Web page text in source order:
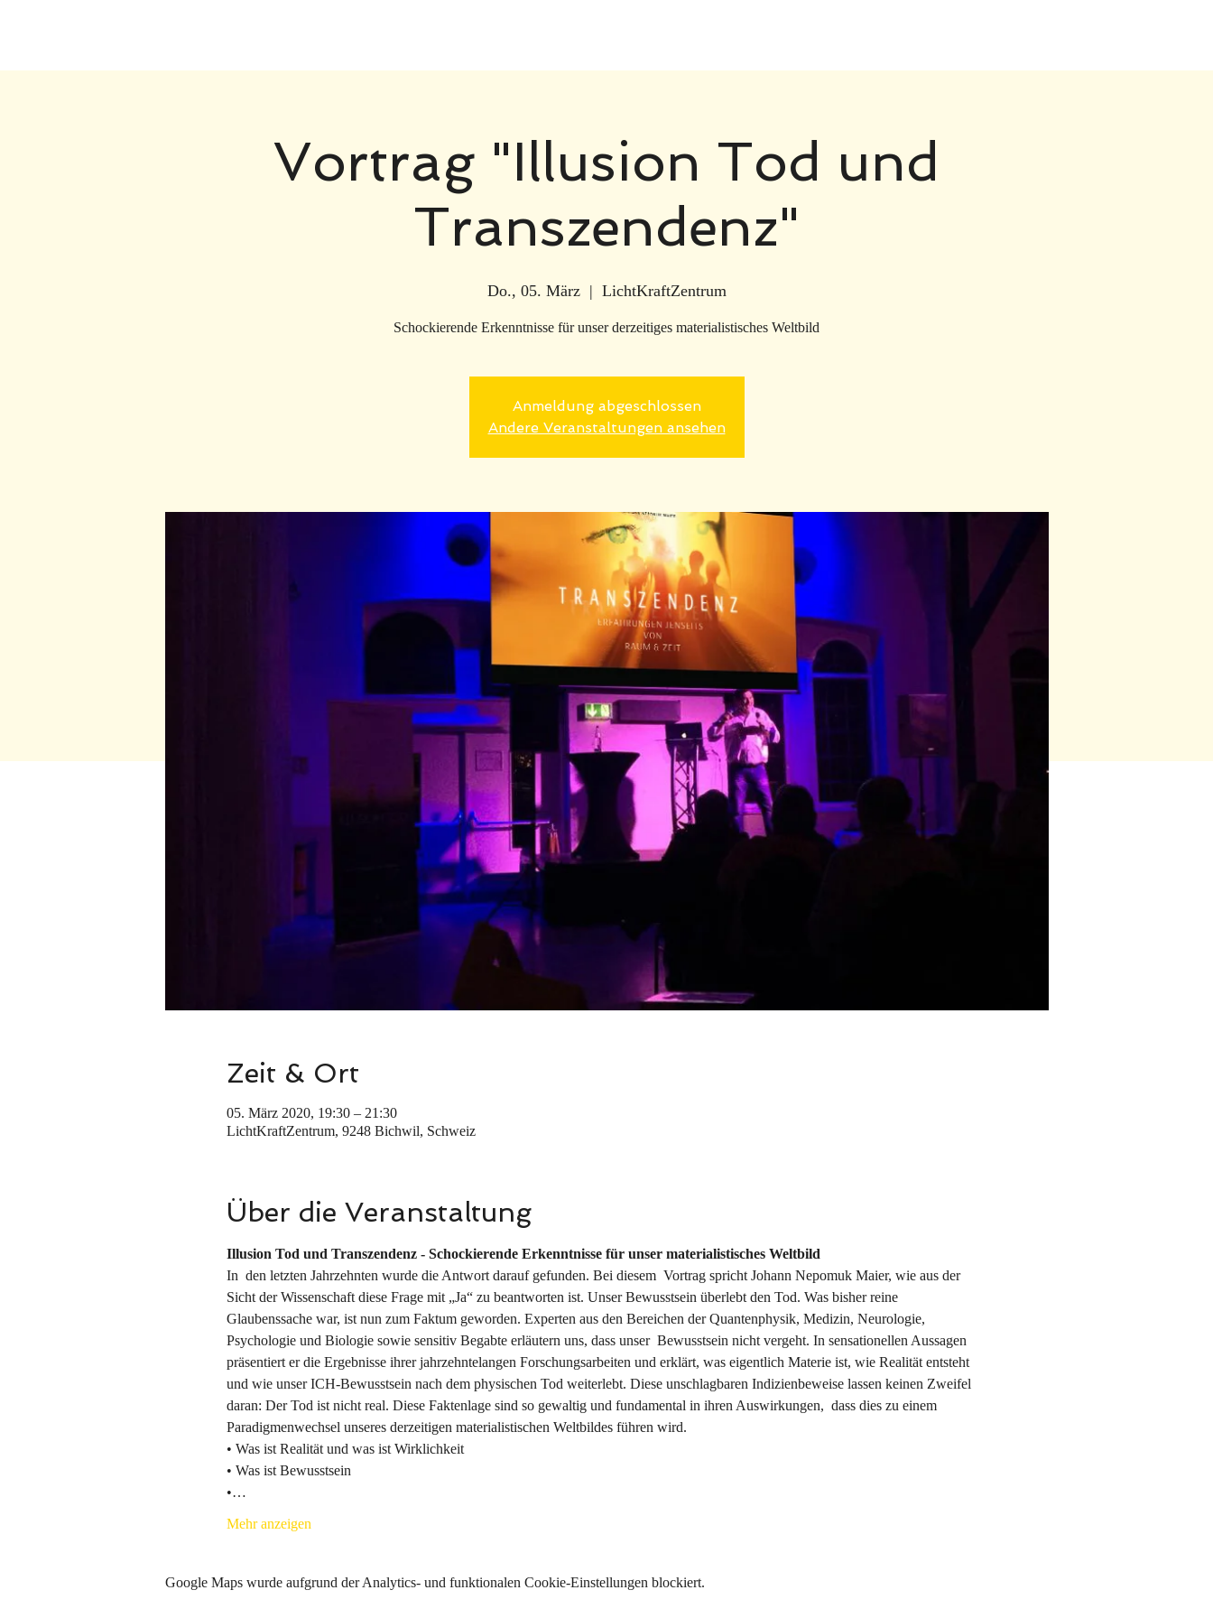
Vortrag "Illusion Tod und
Transzendenz"
Do., 05. März
  |
LichtKraftZentrum
Schockierende Erkenntnisse für unser derzeitiges materialistisches Weltbild
Anmeldung abgeschlossen
Andere Veranstaltungen ansehen
Zeit & Ort
05. März 2020, 19:30 – 21:30
LichtKraftZentrum, 9248 Bichwil, Schweiz
Über die Veranstaltung
Illusion Tod und Transzendenz - Schockierende Erkenntnisse für unser materialistisches Weltbild
In  den letzten Jahrzehnten wurde die Antwort darauf gefunden. Bei diesem  Vortrag spricht Johann Nepomuk Maier, wie aus der
Sicht der Wissenschaft diese Frage mit „Ja“ zu beantworten ist. Unser Bewusstsein überlebt den Tod. Was bisher reine
Glaubenssache war, ist nun zum Faktum geworden. Experten aus den Bereichen der Quantenphysik, Medizin, Neurologie,
Psychologie und Biologie sowie sensitiv Begabte erläutern uns, dass unser  Bewusstsein nicht vergeht. In sensationellen Aussagen
präsentiert er die Ergebnisse ihrer jahrzehntelangen Forschungsarbeiten und erklärt, was eigentlich Materie ist, wie Realität entsteht
und wie unser ICH-Bewusstsein nach dem physischen Tod weiterlebt. Diese unschlagbaren Indizienbeweise lassen keinen Zweifel
daran: Der Tod ist nicht real. Diese Faktenlage sind so gewaltig und fundamental in ihren Auswirkungen,  dass dies zu einem
Paradigmenwechsel unseres derzeitigen materialistischen Weltbildes führen wird.
• Was ist Realität und was ist Wirklichkeit
• Was ist Bewusstsein
•…
Mehr anzeigen
Google Maps wurde aufgrund der Analytics- und funktionalen Cookie-Einstellungen blockiert.